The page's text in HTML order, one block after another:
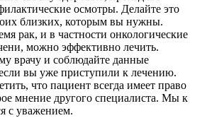
осмотры. Делайте это
близких, которым вы нужны.
рак, и в частности онкологические
можно эффективно лечить.
врачу и соблюдайте данные
вы уже приступили к лечению.
что пациент всегда имеет право
мнение другого специалиста. Мы к
с уважением.